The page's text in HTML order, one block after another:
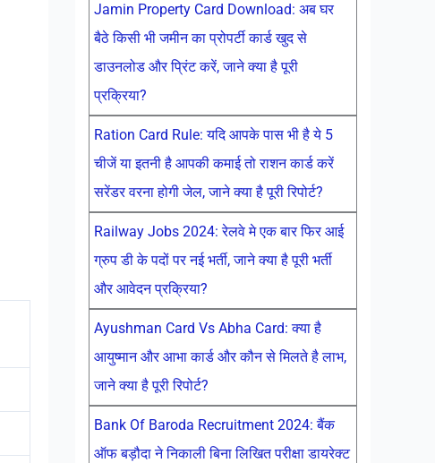
Jamin Property Card Download: अब घर
बैठे किसी भी जमीन का प्रोपर्टी कार्ड खुद से
डाउनलोड और प्रिंट करें, जाने क्या है पूरी
प्रक्रिया?
Ration Card Rule: यदि आपके पास भी है ये 5
चीजें या इतनी है आपकी कमाई तो राशन कार्ड करें
सरेंडर वरना होगी जेल, जाने क्या है पूरी रिपोर्ट?
Railway Jobs 2024: रेलवे मे एक बार फिर आई
ग्रुप डी के पदों पर नई भर्ती, जाने क्या है पूरी भर्ती
और आवेदन प्रक्रिया?
Ayushman Card Vs Abha Card: क्या है
आयुष्मान और आभा कार्ड और कौन से मिलते है लाभ,
जाने क्या है पूरी रिपोर्ट?
Bank Of Baroda Recruitment 2024: बैंक
ऑफ बड़ौदा ने निकाली बिना लिखित परीक्षा डायरेक्ट